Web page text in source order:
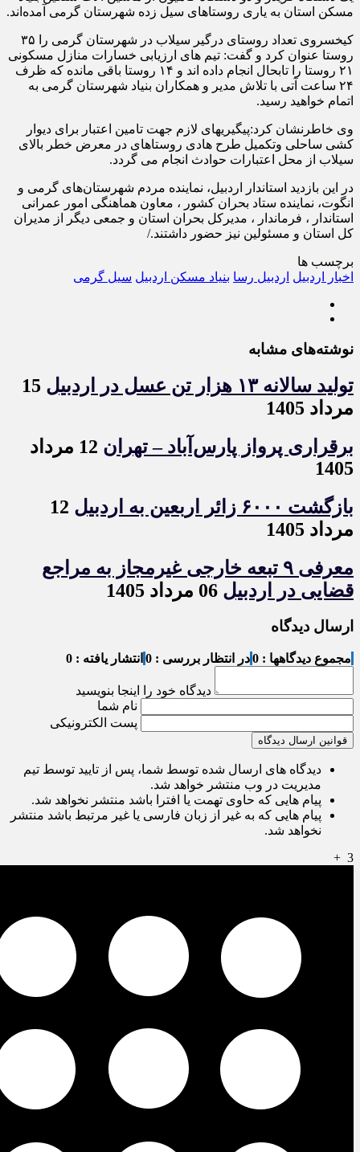
مسکن استان به یاری روستاهای سیل زده شهرستان گرمی آمده‌اند.
کیخسروی تعداد روستای درگیر سیلاب در شهرستان گرمی را ۳۵
روستا عنوان کرد و گفت: تیم های ارزیابی خسارات منازل مسکونی
۲۱ روستا را تابحال انجام داده اند و ۱۴ روستا باقی مانده که ظرف
۲۴ ساعت آتی با تلاش مدیر و همکاران بنیاد شهرستان گرمی به
اتمام خواهید رسید.
وی خاطرنشان کرد:پیگیریهای لازم جهت تامین اعتبار برای دیوار
کشی ساحلی وتکمیل طرح هادی روستاهای در معرض خطر بالای
سیلاب از محل اعتبارات حوادث انجام می گردد.
در این بازدید استاندار اردبیل، نماینده مردم شهرستان‌های گرمی و
انگوت، نماینده ستاد بحران کشور ، معاون هماهنگی امور عمرانی
استاندار ، فرماندار ، مدیرکل بحران استان و جمعی دیگر از مدیران
کل استان و مسئولین نیز حضور داشتند./
برچسب ها
اخبار اردبیل اردبیل رسا بنیاد مسکن اردبیل سیل گرمی
نوشته‌های مشابه
تولید سالانه ۱۳ هزار تن عسل در اردبیل
15
مرداد 1405
برقراری پرواز پارس‌آباد – تهران
12 مرداد
1405
بازگشت ۶۰۰۰ زائر اربعین به اردبیل
12
مرداد 1405
معرفی ۹ تبعه خارجی غیرمجاز به مراجع
قضایی در اردبیل
ارسال دیدگاه
مجموع دیدگاهها : 0 در انتظار بررسی : 0 انتشار یافته : 0
دیدگاه خود را اینجا بنویسید
نام شما
پست الکترونیکی
قوانین ارسال دیدگاه
دیدگاه های ارسال شده توسط شما، پس از تایید توسط تیم
مدیریت در وب منتشر خواهد شد.
پیام هایی که حاوی تهمت یا افترا باشد منتشر نخواهد شد.
پیام هایی که به غیر از زبان فارسی یا غیر مرتبط باشد منتشر
نخواهد شد.
3
+